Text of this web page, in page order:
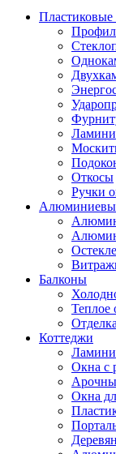
Пластиковые
Откосы
Ручки
Балконы
Теплое
Коттеджи
Окна с
Окна